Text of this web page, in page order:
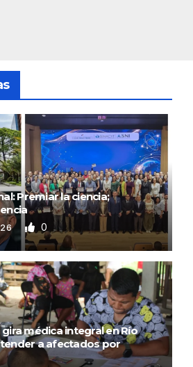
Premiar la ciencia;
0
médica integral en Río
a afectados por